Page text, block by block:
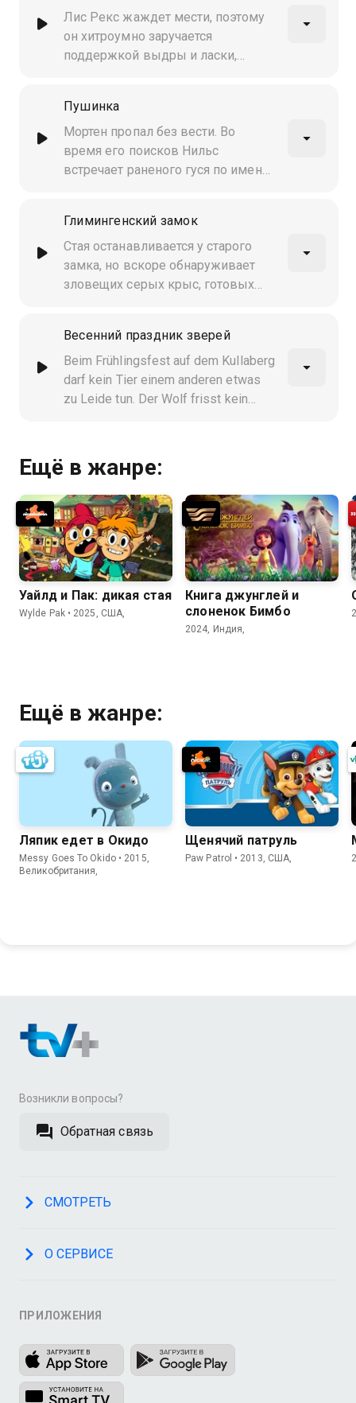
Лис Рекс жаждет мести, поэтому
он хитроумно заручается
поддержкой выдры и ласки,
Пушинка
Мортен пропал без вести. Во
время его поисков Нильс
встречает раненого гуся по имени
Глимингенский замок
Стая останавливается у старого
замка, но вскоре обнаруживает
зловещих серых крыс, готовых
Весенний праздник зверей
Beim Frühlingsfest auf dem Kullaberg
darf kein Tier einem anderen etwas
zu Leide tun. Der Wolf frisst kein
Ещё в жанре:
Уайлд и Пак: дикая стая
Wylde Pak • 2025, США,
Книга джунглей и
слоненок Бимбо
2024, Индия,
Ещё в жанре:
Ляпик едет в Окидо
Messy Goes To Okido • 2015,
Великобритания,
Щенячий патруль
Paw Patrol • 2013, США,
Возникли вопросы?
Обратная связь
СМОТРЕТЬ
О СЕРВИСЕ
ПРИЛОЖЕНИЯ